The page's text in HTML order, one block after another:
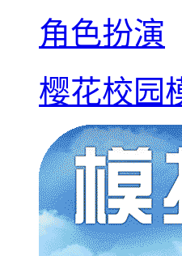
角色扮演
樱花校园